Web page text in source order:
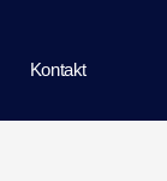
Kontakt